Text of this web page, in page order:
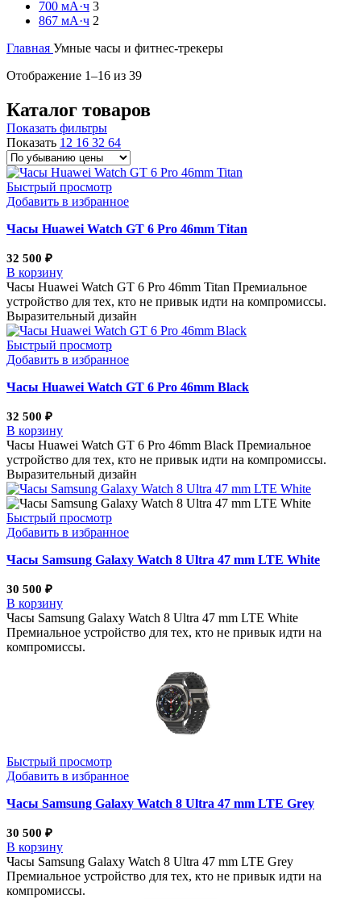
700 мА·ч 3
867 мА·ч 2
Главная Умные часы и фитнес-трекеры
Отображение 1–16 из 39Цены:
убыванию
Каталог товаров
Показать фильтры
Показать 12 16 32 64
Быстрый просмотр
Добавить в избранное
Часы Huawei Watch GT 6 Pro 46mm Titan
32 500 ₽
В корзину
Часы Huawei Watch GT 6 Pro 46mm Titan Премиальное
устройство для тех, кто не привык идти на компромиссы.
Выразительный дизайн
Быстрый просмотр
Добавить в избранное
Часы Huawei Watch GT 6 Pro 46mm Black
32 500 ₽
В корзину
Часы Huawei Watch GT 6 Pro 46mm Black Премиальное
устройство для тех, кто не привык идти на компромиссы.
Выразительный дизайн
Быстрый просмотр
Добавить в избранное
Часы Samsung Galaxy Watch 8 Ultra 47 mm LTE White
30 500 ₽
В корзину
Часы Samsung Galaxy Watch 8 Ultra 47 mm LTE White
Премиальное устройство для тех, кто не привык идти на
компромиссы.
Быстрый просмотр
Добавить в избранное
Часы Samsung Galaxy Watch 8 Ultra 47 mm LTE Grey
30 500 ₽
В корзину
Часы Samsung Galaxy Watch 8 Ultra 47 mm LTE Grey
Премиальное устройство для тех, кто не привык идти на
компромиссы.